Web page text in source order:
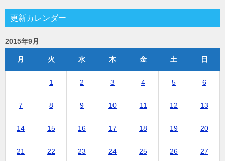
更新カレンダー
2015年9月
月 火 水 木 金 土 日
1 2 3 4 5 6
7 8 9 10 11 12 13
14 15 16 17 18 19 20
21 22 23 24 25 26 27